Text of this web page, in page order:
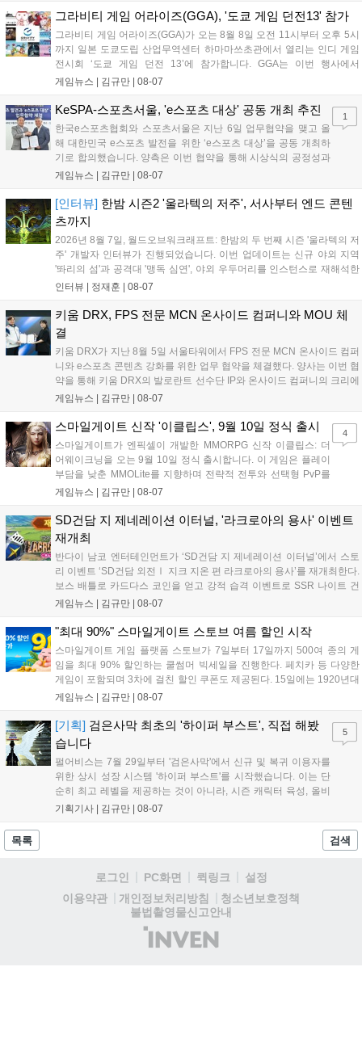
을 개선 중이며, 상세 정보는 스팀 페이지에서 확인 가능합니다....
그라비티 게임 어라이즈(GGA), '도쿄 게임 던전13' 참가
그라비티 게임 어라이즈(GGA)가 오는 8월 8일 오전 11시부터 오후 5시
까지 일본 도쿄도립 산업무역센터 하마마쓰초관에서 열리는 인디 게임
전시회 ‘도쿄 게임 던전 13’에 참가합니다. GGA는 이번 행사에서
‘JALECO ARCADE COLLECTION’ 시리즈의 미공개 작품 12종을 최초
입니다. 시연 참여 관람객에게는 선착순으로 특별 굿즈를 증정하며, 인
디 게임 생태계 활성화와 신규 타이틀 반응 확인을 목표로 합니다....
게임뉴스 | 김규만 08-07
KeSPA-스포츠서울, 'e스포츠 대상' 공동 개최 추진
한국e스포츠협회와 스포츠서울은 지난 6일 업무협약을 맺고 올
해 대한민국 e스포츠 발전을 위한 ‘e스포츠 대상’을 공동 개최하
기로 합의했습니다. 양측은 이번 협약을 통해 시상식의 공정성과
전문성을 강화하고 MZ세대를 겨냥한 미디어 영향력을 확대해 e
김영만 회장은 10년 만에 재추진되는 이번 시상식이 e스포츠의
성과와 가치를 널리 알리는 권위 있는 행사가 되도록 노력하겠다
고 밝혔습니다....
게임뉴스 | 김규만 08-07
1
[인터뷰] 한밤 시즌2 '울라텍의 저주', 서사부터 엔드 콘텐
츠까지
2026년 8월 7일, 월드오브워크래프트: 한밤의 두 번째 시즌 '울라텍의 저
주' 개발자 인터뷰가 진행되었습니다. 이번 업데이트는 신규 야외 지역
'똬리의 섬'과 공격대 '맹독 심연', 야외 우두머리를 인스턴스로 재해석한
'소굴'을 포함합니다. 개발진은 하우징 시스템 개선 및 신화+ 던전 로테이
를 표했습니다....
인터뷰 | 정재훈 08-07
키움 DRX, FPS 전문 MCN 온사이드 컴퍼니와 MOU 체
결
키움 DRX가 지난 8월 5일 서울타워에서 FPS 전문 MCN 온사이드 컴퍼
니와 e스포츠 콘텐츠 강화를 위한 업무 협약을 체결했다. 양사는 이번 협
약을 통해 키움 DRX의 발로란트 선수단 IP와 온사이드 컴퍼니의 크리에
이터 네트워크를 결합하여 정규 및 특별 콘텐츠를 공동 기획한다. 또한
오프라인 연계 프로그램을 순차적으로 선보이며 e스포츠 생태계 확장에
나설 계획이다....
게임뉴스 | 김규만 08-07
스마일게이트 신작 '이클립스', 9월 10일 정식 출시
스마일게이트가 엔픽셀이 개발한 MMORPG 신작 이클립스: 더
어웨이크닝을 오는 9월 10일 정식 출시합니다. 이 게임은 플레이
부담을 낮춘 MMOLite를 지향하며 전략적 전투와 선택형 PvP를
특징으로 합니다. 현재 공식 홈페이지와 앱 마켓에서 사전등록을
니다. 또한 카카오톡 채널 추가 시 주차별 스페셜 쿠폰과 한정 스
킨, 경품 이벤트 등 풍성한 혜택을 마련해 이용자들의 기대를 모
으고 있습니다....
게임뉴스 | 김규만 08-07
4
SD건담 지 제네레이션 이터널, '라크로아의 용사' 이벤트
재개최
반다이 남코 엔터테인먼트가 ‘SD건담 지 제네레이션 이터널’에서 스토
리 이벤트 ‘SD건담 외전Ⅰ 지크 지온 편 라크로아의 용사’를 재개최한다.
보스 배틀로 카드다스 코인을 얻고 강적 습격 이벤트로 SSR 나이트 건
담을 획득할 수 있다. 로그인 보너스로 최대 다이아 3,000개를 지급하며,
원 증정한다. 또한 9월 30일까지 공식 유튜브에서 특별 프로그램을 시청
할 수 있다....
게임뉴스 | 김규만 08-07
"최대 90%" 스마일게이트 스토브 여름 할인 시작
스마일게이트 게임 플랫폼 스토브가 7일부터 17일까지 500여 종의 게
임을 최대 90% 할인하는 쿨썸머 빅세일을 진행한다. 페치카 등 다양한
게임이 포함되며 3차에 걸친 할인 쿠폰도 제공된다. 15일에는 1920년대
경성 배경의 신작 그날의 신문이 출시되며, 15일부터 17일까지는 국내
은 공식 페이지에서 확인 가능하다....
게임뉴스 | 김규만 08-07
[기획] 검은사막 최초의 '하이퍼 부스트', 직접 해봤
습니다
펄어비스는 7월 29일부터 '검은사막'에서 신규 및 복귀 이용자를
위한 상시 성장 시스템 '하이퍼 부스트'를 시작했습니다. 이는 단
순히 최고 레벨을 제공하는 것이 아니라, 시즌 캐릭터 육성, 올비
아 아카데미 수료, 아침의 나라 설화 진행 등 4단계 과정을 통해
용자는 과제를 완수하며 동(V) 투발라 장비와 검은별 무기, 카라
기획기사 | 김규만 08-07
5
목록 검색
로그인 PC화면 퀵링크
설정
이용약관
개인정보처리방침
청소년보호정책
불법촬영물신고안내
(주)
인